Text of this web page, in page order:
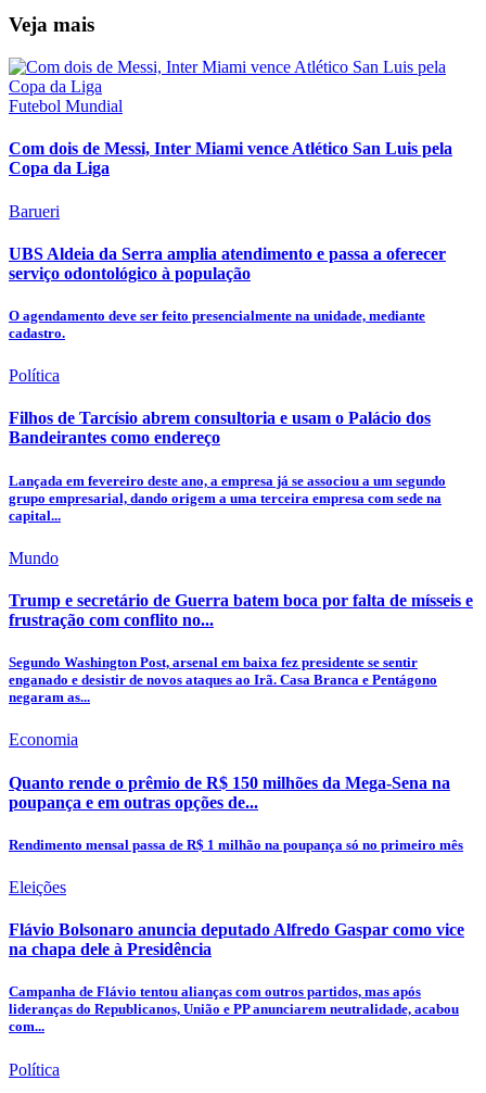
Veja mais
Futebol Mundial
Com dois de Messi, Inter Miami vence Atlético San Luis pela
Copa da Liga
Barueri
UBS Aldeia da Serra amplia atendimento e passa a oferecer
serviço odontológico à população
O agendamento deve ser feito presencialmente na unidade, mediante
cadastro.
Política
Filhos de Tarcísio abrem consultoria e usam o Palácio dos
Bandeirantes como endereço
Lançada em fevereiro deste ano, a empresa já se associou a um segundo
grupo empresarial, dando origem a uma terceira empresa com sede na
capital...
Mundo
Trump e secretário de Guerra batem boca por falta de mísseis e
frustração com conflito no...
Segundo Washington Post, arsenal em baixa fez presidente se sentir
enganado e desistir de novos ataques ao Irã. Casa Branca e Pentágono
negaram as...
Economia
Quanto rende o prêmio de R$ 150 milhões da Mega-Sena na
poupança e em outras opções de...
Rendimento mensal passa de R$ 1 milhão na poupança só no primeiro mês
Eleições
Flávio Bolsonaro anuncia deputado Alfredo Gaspar como vice
na chapa dele à Presidência
Campanha de Flávio tentou alianças com outros partidos, mas após
lideranças do Republicanos, União e PP anunciarem neutralidade, acabou
com...
Política